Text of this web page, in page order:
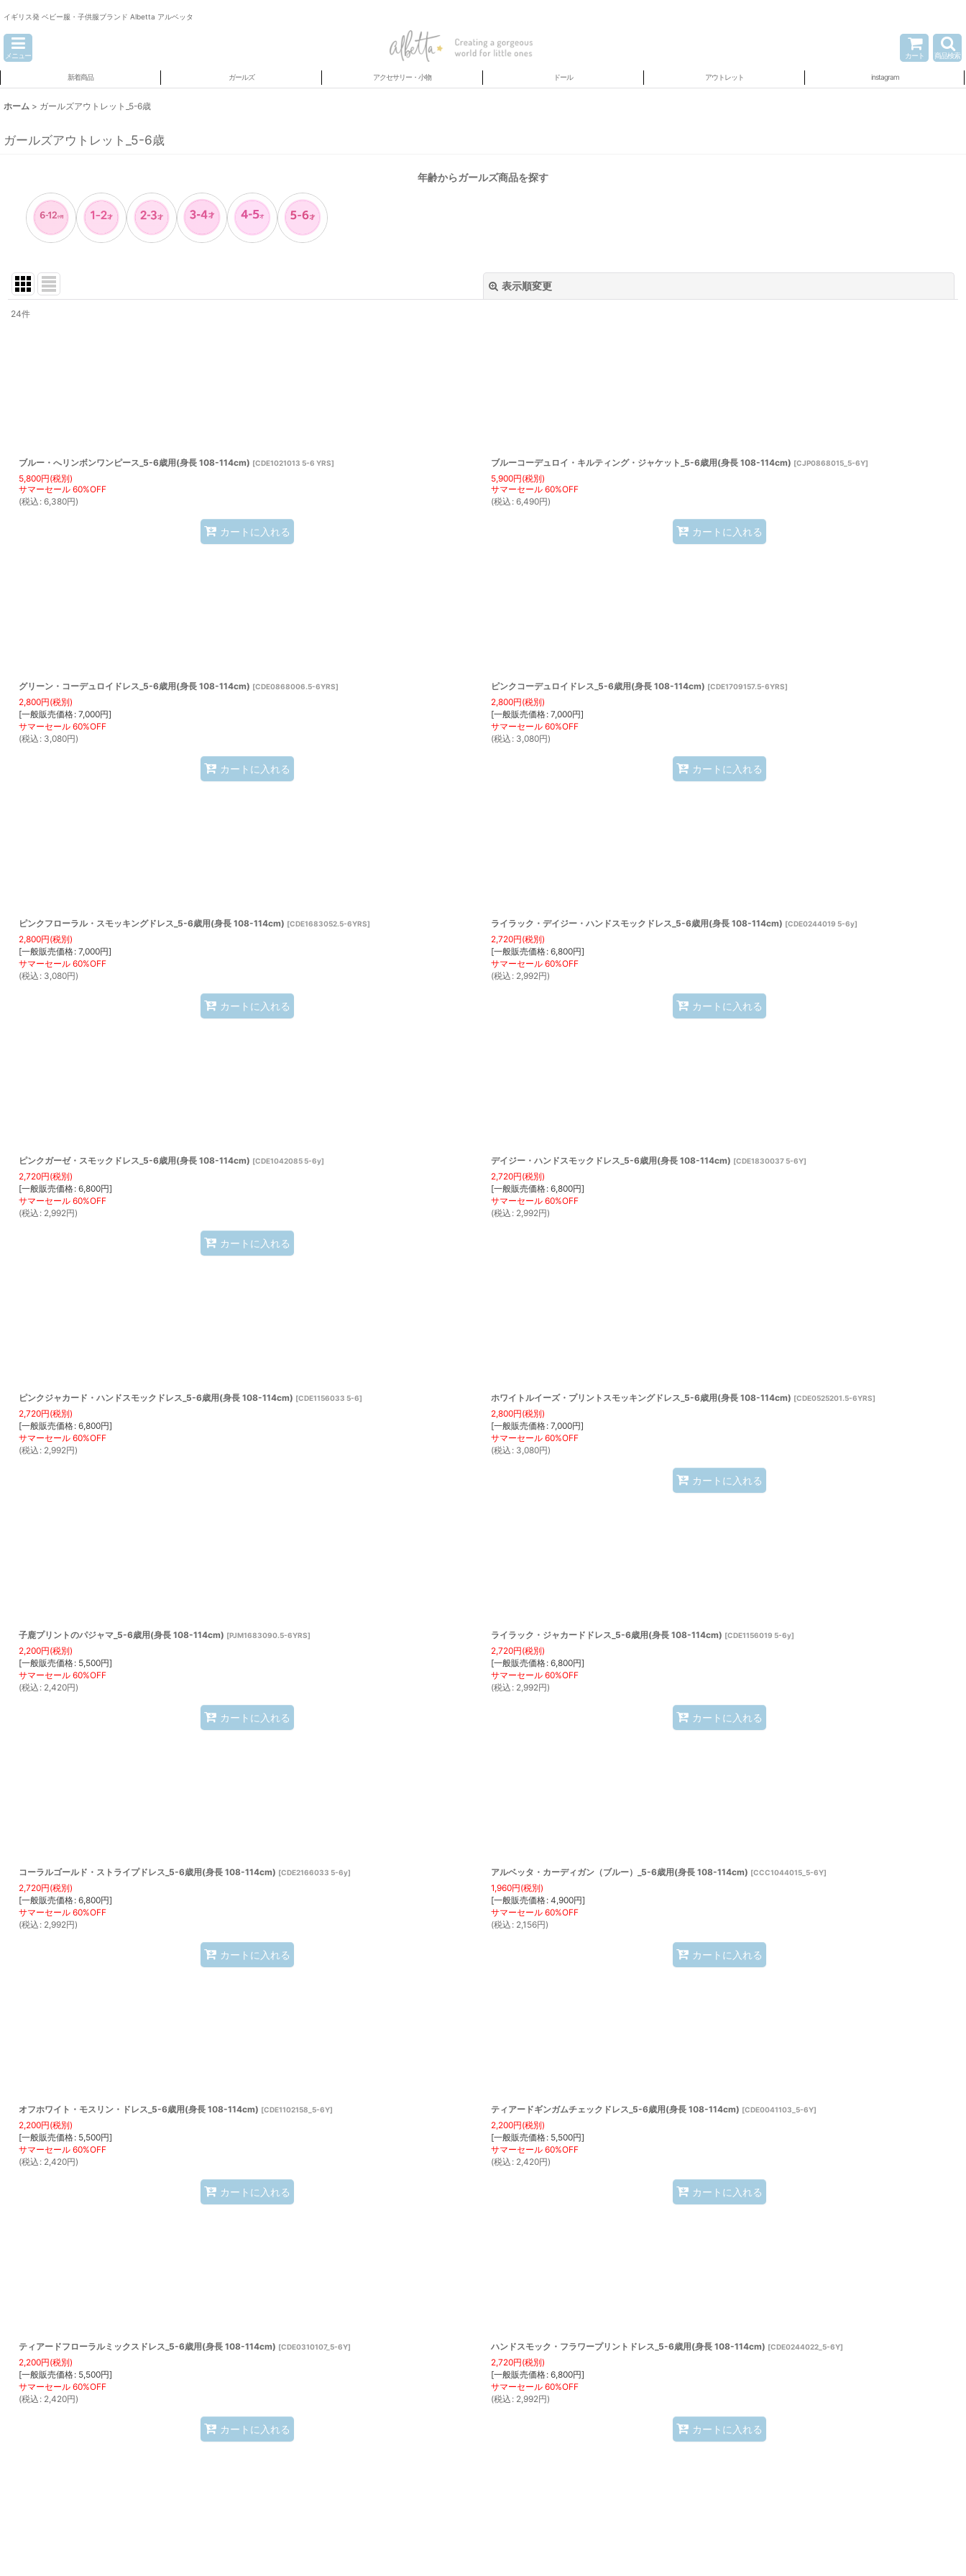
イギリス発 ベビー服・子供服ブランド Albetta アルベッタ
メニュー カート 商品検索
新着商品 ガールズ アクセサリー・小物 ドール アウトレット instagram
ホーム > ガールズアウトレット_5-6歳
ガールズアウトレット_5-6歳
年齢からガールズ商品を探す
表示順変更
24件
ブルー・へリンボンワンピース_5-6歳用(身長 108-114cm) [CDE1021013 5-6 YRS]
5,800円(税別)
(税込 : 6,380円)
カートに入れる
ブルーコーデュロイ・キルティング・ジャケット_5-6歳用(身長 108-114cm) [CJP0868015_5-6Y]
5,900円(税別)
(税込 : 6,490円)
カートに入れる
グリーン・コーデュロイドレス_5-6歳用(身長 108-114cm) [CDE0868006.5-6YRS]
2,800円(税別)
[一般販売価格: 7,000円]
(税込 : 3,080円)
カートに入れる
ピンクコーデュロイドレス_5-6歳用(身長 108-114cm) [CDE1709157.5-6YRS]
2,800円(税別)
[一般販売価格: 7,000円]
(税込 : 3,080円)
カートに入れる
ピンクフローラル・スモッキングドレス_5-6歳用(身長 108-114cm) [CDE1683052.5-6YRS]
2,800円(税別)
[一般販売価格: 7,000円]
(税込 : 3,080円)
カートに入れる
ライラック・デイジー・ハンドスモックドレス_5-6歳用(身長 108-114cm) [CDE0244019 5-6y]
2,720円(税別)
[一般販売価格: 6,800円]
(税込 : 2,992円)
カートに入れる
ピンクガーゼ・スモックドレス_5-6歳用(身長 108-114cm) [CDE1042085 5-6y]
2,720円(税別)
[一般販売価格: 6,800円]
(税込 : 2,992円)
カートに入れる
デイジー・ハンドスモックドレス_5-6歳用(身長 108-114cm) [CDE1830037 5-6Y]
2,720円(税別)
[一般販売価格: 6,800円]
(税込 : 2,992円)
ピンクジャカード・ハンドスモックドレス_5-6歳用(身長 108-114cm) [CDE1156033 5-6]
2,720円(税別)
[一般販売価格: 6,800円]
(税込 : 2,992円)
ホワイトルイーズ・プリントスモッキングドレス_5-6歳用(身長 108-114cm) [CDE0525201.5-6YRS]
2,800円(税別)
[一般販売価格: 7,000円]
(税込 : 3,080円)
カートに入れる
子鹿プリントのパジャマ_5-6歳用(身長 108-114cm) [PJM1683090.5-6YRS]
2,200円(税別)
[一般販売価格: 5,500円]
(税込 : 2,420円)
カートに入れる
ライラック・ジャカードドレス_5-6歳用(身長 108-114cm) [CDE1156019 5-6y]
2,720円(税別)
[一般販売価格: 6,800円]
(税込 : 2,992円)
カートに入れる
コーラルゴールド・ストライプドレス_5-6歳用(身長 108-114cm) [CDE2166033 5-6y]
2,720円(税別)
[一般販売価格: 6,800円]
(税込 : 2,992円)
カートに入れる
アルベッタ・カーディガン（ブルー）_5-6歳用(身長 108-114cm) [CCC1044015_5-6Y]
1,960円(税別)
[一般販売価格: 4,900円]
(税込 : 2,156円)
カートに入れる
オフホワイト・モスリン・ドレス_5-6歳用(身長 108-114cm) [CDE1102158_5-6Y]
2,200円(税別)
[一般販売価格: 5,500円]
(税込 : 2,420円)
カートに入れる
ティアードギンガムチェックドレス_5-6歳用(身長 108-114cm) [CDE0041103_5-6Y]
2,200円(税別)
[一般販売価格: 5,500円]
(税込 : 2,420円)
カートに入れる
ティアードフローラルミックスドレス_5-6歳用(身長 108-114cm) [CDE0310107_5-6Y]
2,200円(税別)
[一般販売価格: 5,500円]
(税込 : 2,420円)
カートに入れる
ハンドスモック・フラワープリントドレス_5-6歳用(身長 108-114cm) [CDE0244022_5-6Y]
2,720円(税別)
[一般販売価格: 6,800円]
(税込 : 2,992円)
カートに入れる